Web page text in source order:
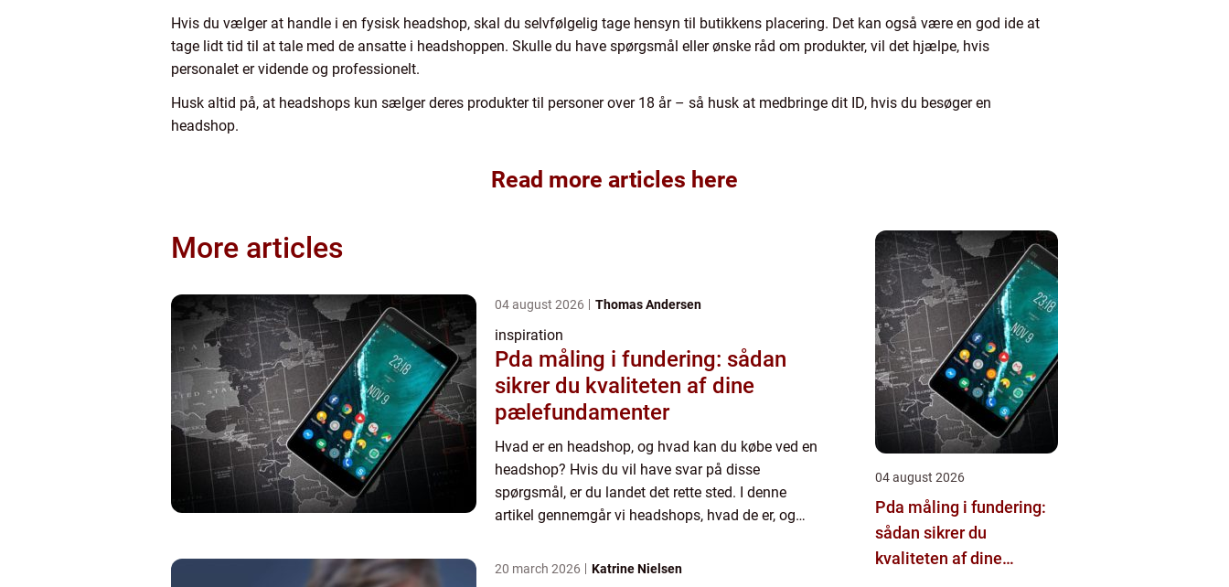
Hvis du vælger at handle i en fysisk headshop, skal du selvfølgelig tage hensyn til butikkens placering. Det kan også være en god ide at
tage lidt tid til at tale med de ansatte i headshoppen. Skulle du have spørgsmål eller ønske råd om produkter, vil det hjælpe, hvis
personalet er vidende og professionelt.
Husk altid på, at headshops kun sælger deres produkter til personer over 18 år – så husk at medbringe dit ID, hvis du besøger en
headshop.
Read more articles here
More articles
04 august 2026 Thomas Andersen
inspiration
Pda måling i fundering: sådan
sikrer du kvaliteten af dine
pælefundamenter
Hvad er en headshop, og hvad kan du købe ved en
headshop? Hvis du vil have svar på disse
spørgsmål, er du landet det rette sted. I denne
artikel gennemgår vi headshops, hvad de er, og
dig også, hvorda...
20 march 2026 Katrine Nielsen
04 august 2026
Pda måling i fundering:
sådan sikrer du
kvaliteten af dine